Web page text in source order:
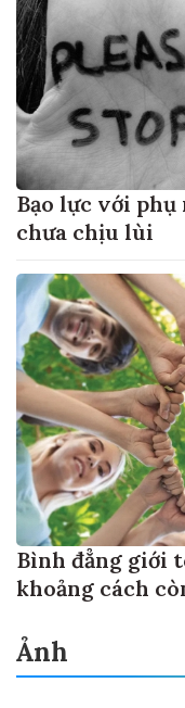
Bạo lực với phụ
chưa chịu lùi
Bình đẳng giới
khoảng cách
Ảnh